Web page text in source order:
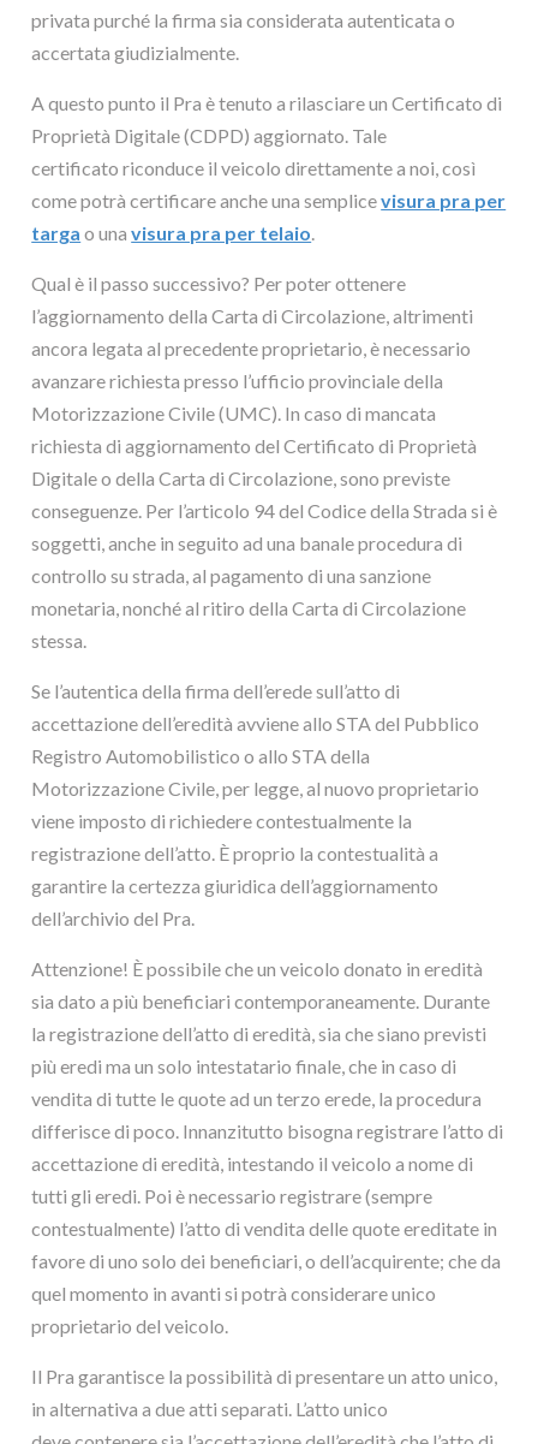
privata purché la firma sia considerata autenticata o
accertata giudizialmente.
A questo punto il Pra è tenuto a rilasciare un Certificato di
Proprietà Digitale (CDPD) aggiornato. Tale
certificato riconduce il veicolo direttamente a noi, così
come potrà certificare anche una semplicevisura pra per
targa o una visura pra per telaio
Qual è il passo successivo? Per poter ottenere
l’aggiornamento della Carta di Circolazione, altrimenti
ancora legata al precedente proprietario, è necessario
avanzare richiesta presso l’ufficio provinciale della
Motorizzazione Civile (UMC). In caso di mancata
richiesta di aggiornamento del Certificato di Proprietà
Digitale o della Carta di Circolazione, sono previste
conseguenze. Per l’articolo 94 del Codice della Strada si è
soggetti, anche in seguito ad una banale procedura di
controllo su strada, al pagamento di una sanzione
monetaria, nonché al ritiro della Carta di Circolazione
stessa.
Se l’autentica della firma dell’erede sull’atto di
accettazione dell’eredità avviene allo STA del Pubblico
Registro Automobilistico o allo STA della
Motorizzazione Civile, per legge, al nuovo proprietario
viene imposto di richiedere contestualmente la
registrazione dell’atto. È proprio la contestualità a
garantire la certezza giuridica dell’aggiornamento
dell’archivio del Pra.
Attenzione! È possibile che un veicolo donato in eredità
sia dato a più beneficiari contemporaneamente. Durante
la registrazione dell’atto di eredità, sia che siano previsti
più eredi ma un solo intestatario finale, che in caso di
vendita di tutte le quote ad un terzo erede, la procedura
differisce di poco. Innanzitutto bisogna registrare l’atto di
accettazione di eredità, intestando il veicolo a nome di
tutti gli eredi. Poi è necessario registrare (sempre
contestualmente) l’atto di vendita delle quote ereditate in
favore di uno solo dei beneficiari, o dell’acquirente; che da
quel momento in avanti si potrà considerare unico
proprietario del veicolo.
Il Pra garantisce la possibilità di presentare un atto unico,
in alternativa a due atti separati. L’atto unico